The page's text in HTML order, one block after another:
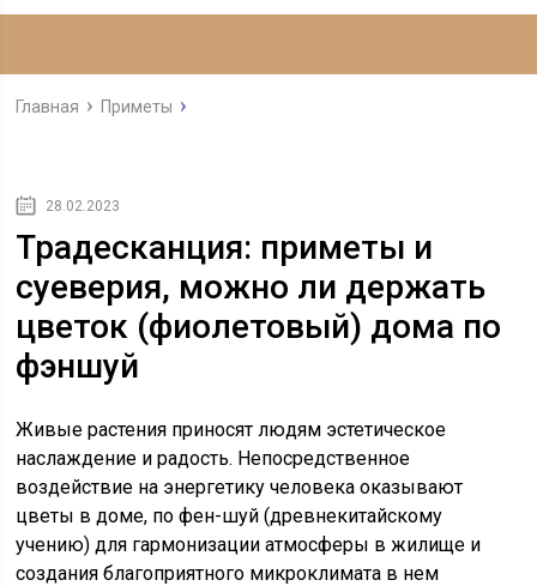
Главная Приметы
28.02.2023
Традесканция: приметы и
суеверия, можно ли держать
цветок (фиолетовый) дома по
фэншуй
Живые растения приносят людям эстетическое
наслаждение и радость. Непосредственное
воздействие на энергетику человека оказывают
цветы в доме, по фен-шуй (древнекитайскому
учению) для гармонизации атмосферы в жилище и
создания благоприятного микроклимата в нем